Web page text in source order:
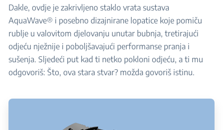
Dakle, ovdje je zakrivljeno staklo vrata sustava
AquaWave® i posebno dizajnirane lopatice koje pomiču
rublje u valovitom djelovanju unutar bubnja, tretirajući
odjeću nježnije i poboljšavajući performanse pranja i
sušenja. Sljedeći put kad ti netko pokloni odjeću, a ti mu
odgovoriš: Što, ova stara stvar? možda govoriš istinu.